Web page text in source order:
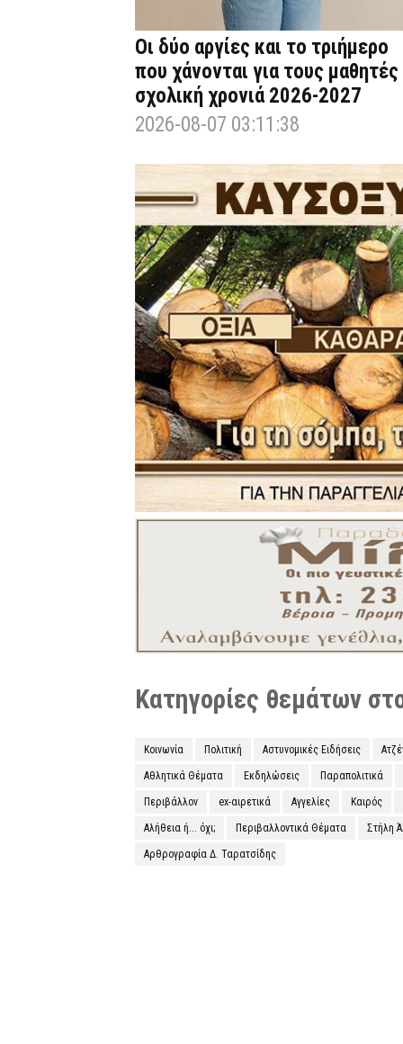
Οι δύο αργίες και το τριήμερο
που χάνονται για τους μαθητές
σχολική χρονιά 2026-2027
2026-08-07 03:11:38
Κατηγορίες θεμάτων
Κοινωνία Πολιτική Αστυνομικές Ειδήσεις
Αθλητικά Θέματα Εκδηλώσεις Παραπολιτικά
Περιβάλλον ex-αιρετικά Αγγελίες Καιρός
Αλήθεια ή... όχι; Περιβαλλοντικά Θέματα Στήλη
Αρθρογραφία Δ. Ταρατσίδης